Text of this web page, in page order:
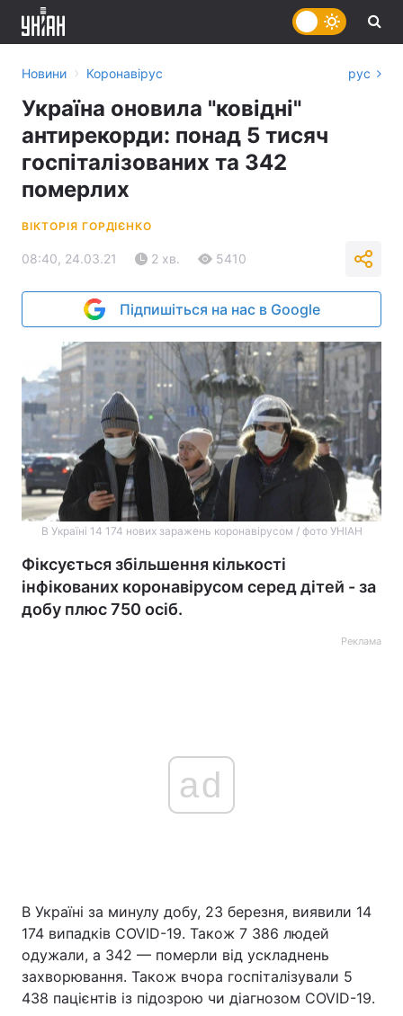
Україна Політика
Економіка Світ
Спорт Наука
Новини › Коронавірус рус
Україна оновила "ковідні"
антирекорди: понад 5 тисяч
госпіталізованих та 342
померлих
ВІКТОРІЯ ГОРДІЄНКО
08:40, 24.03.21 2 хв. 5410
Підпишіться на нас в Google
В Україні 14 174 нових заражень коронавірусом / фото УНІАН
Фіксується збільшення кількості
інфікованих коронавірусом серед дітей - за
добу плюс 750 осіб.
Реклама
ad
В Україні за минулу добу, 23 березня, виявили 14
174 випадків COVID-19. Також 7 386 людей
одужали, а 342 — померли від ускладнень
захворювання. Також вчора госпіталізували 5
438 пацієнтів із підозрою чи діагнозом COVID-19.